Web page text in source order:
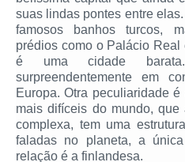
suas lindas pontes entre
famosos banhos turcos,
prédios como o Palácio
é uma cidade
surpreendentemente em
Europa. Otra peculiaridade
mais difíceis do mundo, que
complexa, tem uma
faladas no planeta, a
relação é a finlandesa.